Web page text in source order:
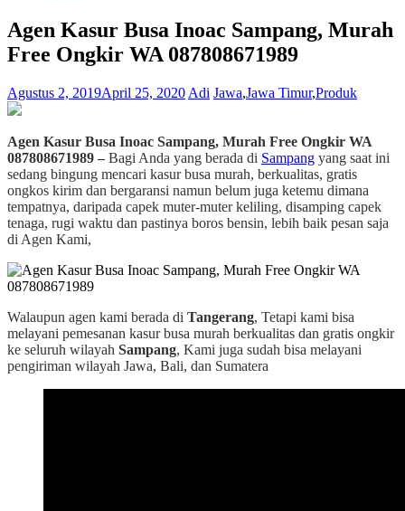
Agen Kasur Busa Inoac Sampang, Murah
Free Ongkir WA 087808671989
Agustus 2, 2019April 25, 2020 Adi Jawa,Jawa Timur,Produk
Agen Kasur Busa Inoac Sampang, Murah Free Ongkir WA
087808671989 – Bagi Anda yang berada di Sampang yang saat ini
sedang bingung mencari kasur busa murah, berkualitas, gratis
ongkos kirim dan bergaransi namun belum juga ketemu dimana
tempatnya, daripada capek muter-muter keliling, disamping capek
tenaga, rugi waktu dan pastinya boros bensin, lebih baik pesan saja
di Agen Kami,
Walaupun agen kami berada di Tangerang, Tetapi kami bisa
melayani pemesanan kasur busa murah berkualitas dan gratis ongkir
ke seluruh wilayah Sampang, Kami juga sudah bisa melayani
pengiriman wilayah Jawa, Bali, dan Sumatera